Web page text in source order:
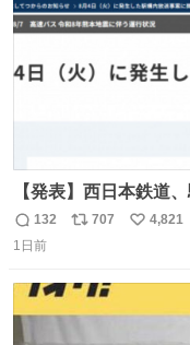
【発表】西日本鉄道
「被害届も検討」
に西鉄福岡（天神）
送設備に外部から不
認を実施」と説明し
返
信
132
リ
数
707
い
4,821
1日前